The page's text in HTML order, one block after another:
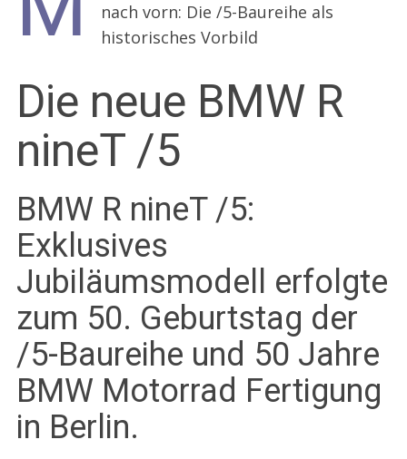
nach vorn: Die /5-Baureihe als
historisches Vorbild
Die neue BMW R
nineT /5
BMW R nineT /5:
Exklusives
Jubiläumsmodell erfolgte
zum 50. Geburtstag der
/5-Baureihe und 50 Jahre
BMW Motorrad Fertigung
in Berlin.